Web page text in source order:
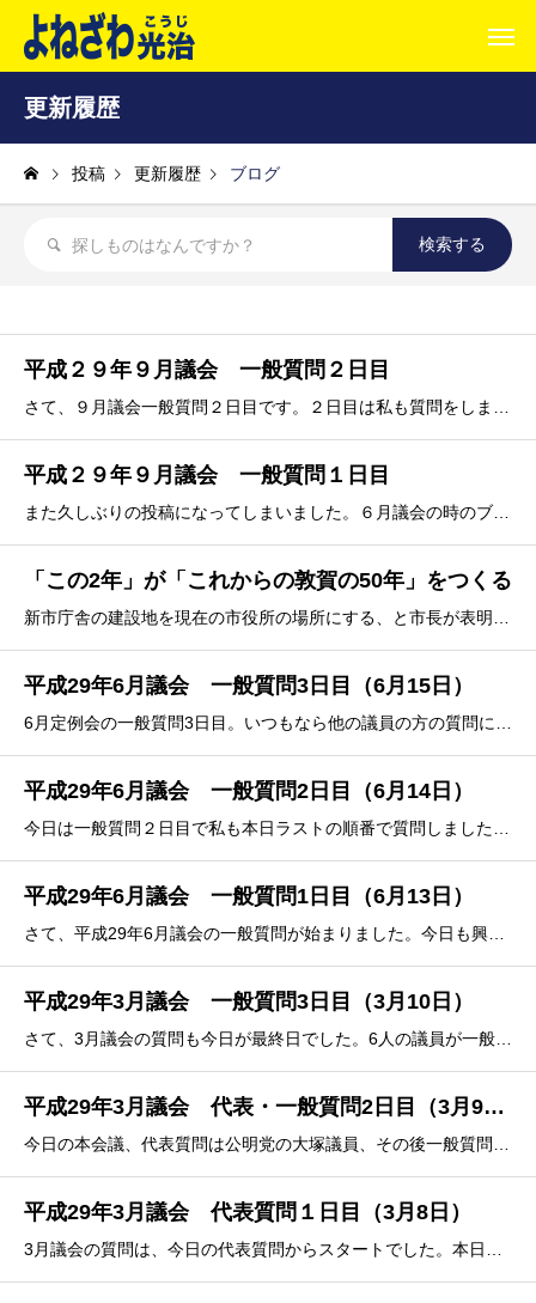
更新履歴
投稿 更新履歴 ブログ
平成２９年９月議会 一般質問２日目
平成２９年９月議会 一般質問１日目
「この2年」が「これからの敦賀の50年」をつくる
平成29年6月議会 一般質問3日目（6月15日）
平成29年6月議会 一般質問2日目（6月14日）
平成29年6月議会 一般質問1日目（6月13日）
平成29年3月議会 一般質問3日目（3月10日）
平成29年3月議会 代表・一般質問2日目（3月9日）
平成29年3月議会 代表質問１日目（3月8日）